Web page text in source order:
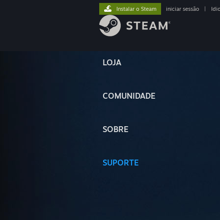
LOJA
COMUNIDADE
SOBRE
SUPORTE
Instalar o Steam iniciar sessão